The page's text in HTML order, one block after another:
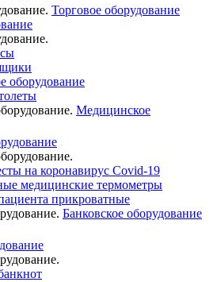
Торговое оборудование
оборудование
Медицинское
на коронавирус Covid-19
медицинские термометры
прикроватные
Банковское оборудование